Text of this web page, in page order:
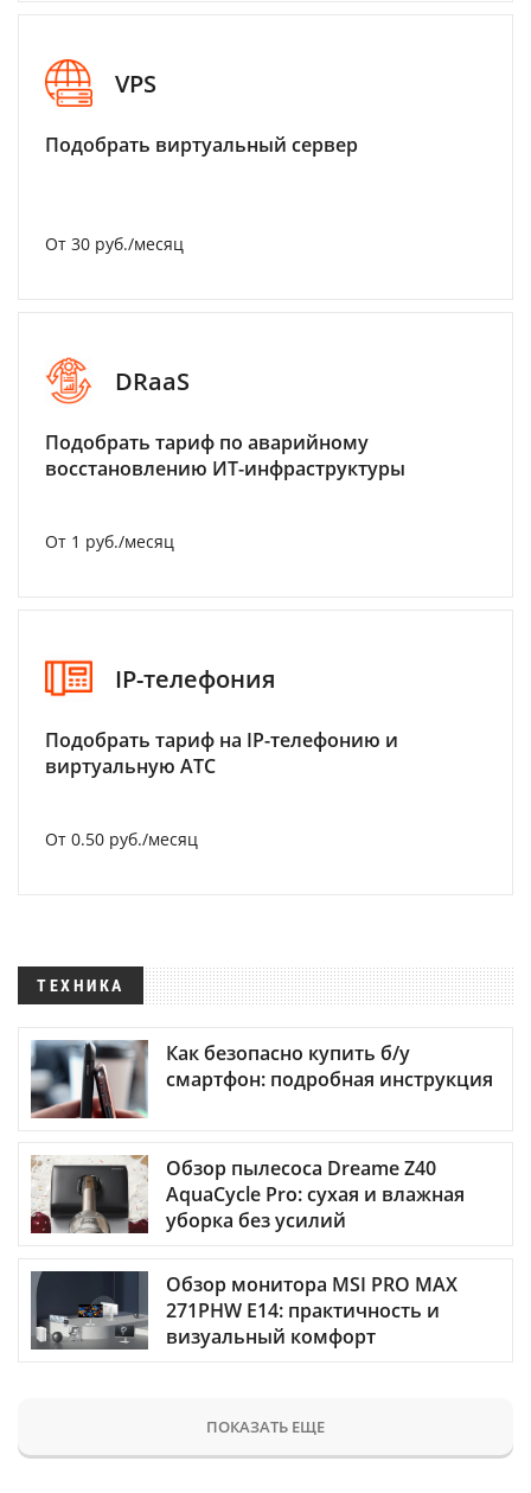
VPS
Подобрать виртуальный сервер
От 30 руб./месяц
DRaaS
Подобрать тариф по аварийному
восстановлению ИТ-инфраструктуры
От 1 руб./месяц
IP-телефония
Подобрать тариф на IP-телефонию и
виртуальную АТС
От 0.50 руб./месяц
ТЕХНИКА
Как безопасно купить б/у
смартфон: подробная инструкция
Обзор пылесоса Dreame Z40
AquaCycle Pro: сухая и влажная
уборка без усилий
Обзор монитора MSI PRO MAX
271PHW E14: практичность и
визуальный комфорт
ПОКАЗАТЬ ЕЩЕ